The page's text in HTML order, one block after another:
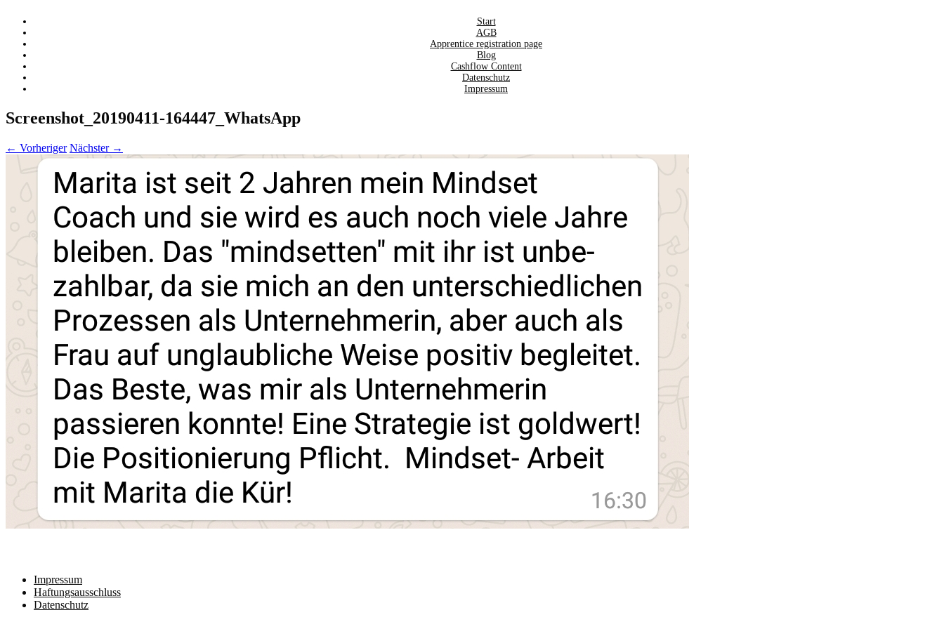
Zum
Inhalt
springen
Start
AGB
Apprentice registration page
Blog
Cashflow Content
Datenschutz
Impressum
Screenshot_20190411-164447_WhatsApp
← Vorheriger Nächster →
Impressum
Haftungsausschluss
Datenschutz